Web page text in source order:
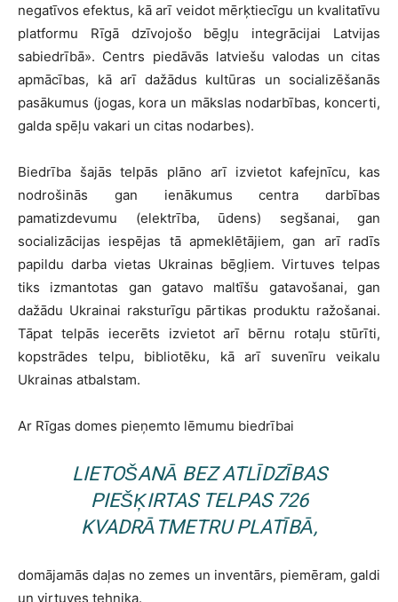
negatīvos efektus, kā arī veidot mērķtiecīgu un kvalitatīvu
platformu Rīgā dzīvojošo bēgļu integrācijai Latvijas
sabiedrībā». Centrs piedāvās latviešu valodas un citas
apmācības, kā arī dažādus kultūras un socializēšanās
pasākumus (jogas, kora un mākslas nodarbības, koncerti,
galda spēļu vakari un citas nodarbes).
Biedrība šajās telpās plāno arī izvietot kafejnīcu, kas
nodrošinās gan ienākumus centra darbības
pamatizdevumu (elektrība, ūdens) segšanai, gan
socializācijas iespējas tā apmeklētājiem, gan arī radīs
papildu darba vietas Ukrainas bēgļiem. Virtuves telpas
tiks izmantotas gan gatavo maltīšu gatavošanai, gan
dažādu Ukrainai raksturīgu pārtikas produktu ražošanai.
Tāpat telpās iecerēts izvietot arī bērnu rotaļu stūrīti,
kopstrādes telpu, bibliotēku, kā arī suvenīru veikalu
Ukrainas atbalstam.
Ar Rīgas domes pieņemto lēmumu biedrībai
LIETOŠANĀ BEZ ATLĪDZĪBAS
PIEŠĶIRTAS TELPAS 726
KVADRĀTMETRU PLATĪBĀ,
domājamās daļas no zemes un inventārs, piemēram, galdi
un virtuves tehnika.